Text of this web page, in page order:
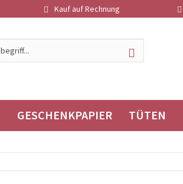
Kauf auf Rechnung
GESCHENKPAPIER TÜTEN